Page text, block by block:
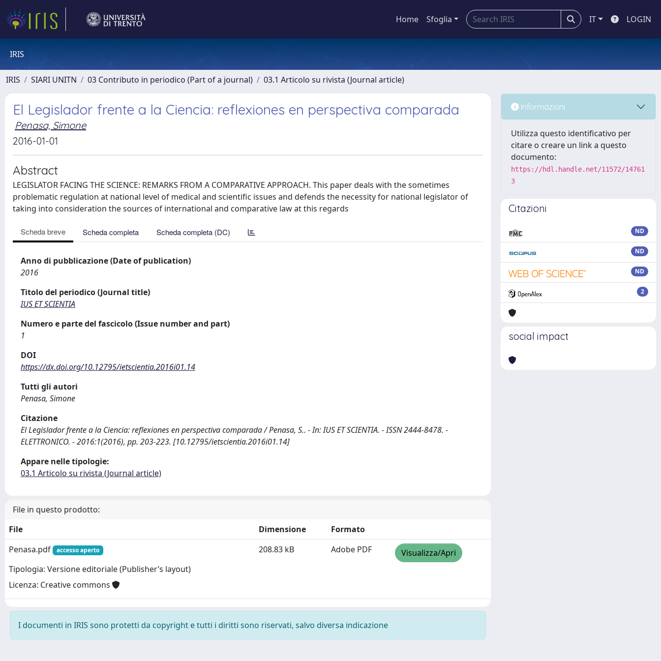
Home Sfoglia IT LOGIN
IRIS
IRIS SIARI UNITN 03 Contributo in periodico (Part of a journal) 03.1 Articolo su rivista (Journal article)
El Legislador frente a la Ciencia: reflexiones en perspectiva comparada
Penasa, Simone
2016-01-01
Abstract
LEGISLATOR FACING THE SCIENCE: REMARKS FROM A COMPARATIVE APPROACH. This paper deals with the sometimes
problematic regulation at national level of medical and scientific issues and defends the necessity for national legislator of
taking into consideration the sources of international and comparative law at this regards
Scheda breve Scheda completa Scheda completa (DC)
Anno di pubblicazione (Date of publication)
2016
Titolo del periodico (Journal title)
IUS ET SCIENTIA
Numero e parte del fascicolo (Issue number and part)
1
DOI
https://dx.doi.org/10.12795/ietscientia.2016i01.14
Tutti gli autori
Penasa, Simone
Citazione
El Legislador frente a la Ciencia: reflexiones en perspectiva comparada / Penasa, S.. - In: IUS ET SCIENTIA. - ISSN 2444-8478. -
ELETTRONICO. - 2016:1(2016), pp. 203-223. [10.12795/ietscientia.2016i01.14]
Appare nelle tipologie:
03.1 Articolo su rivista (Journal article)
File in questo prodotto:
File
Dimensione
Formato
Penasa.pdf
accesso aperto
Tipologia: Versione editoriale (Publisher’s layout)
Licenza: Creative commons
208.83 kB Adobe PDF Visualizza/Apri
I documenti in IRIS sono protetti da copyright e tutti i diritti sono riservati, salvo diversa indicazione
Informazioni
Utilizza questo identificativo per
citare o creare un link a questo
documento:
https://hdl.handle.net/11572/14761
3
Citazioni
ND
ND
ND
2
social impact